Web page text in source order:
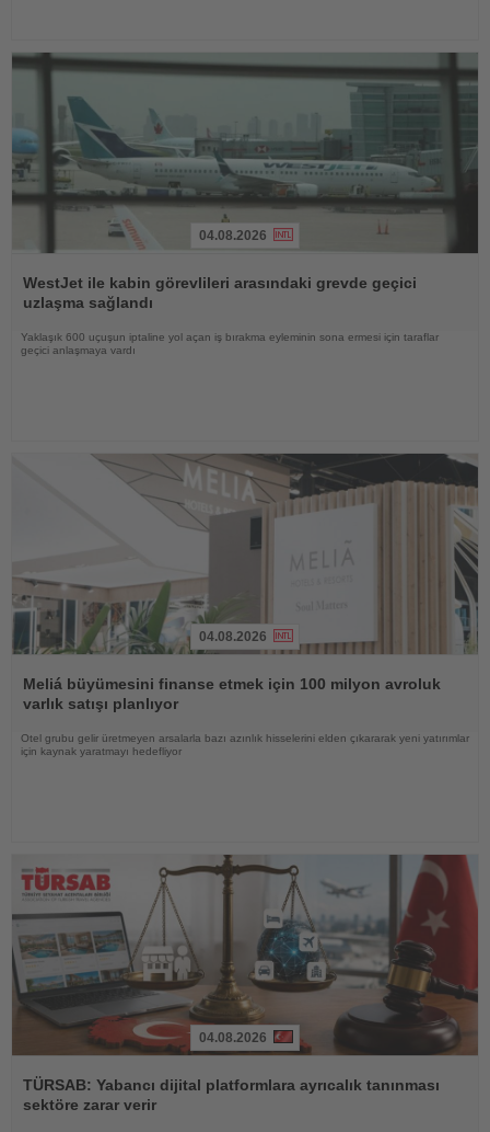
Oku
04.08.2026
WestJet ile kabin görevlileri arasındaki grevde geçici
uzlaşma sağlandı
Yaklaşık 600 uçuşun iptaline yol açan iş bırakma eyleminin sona ermesi için taraflar
geçici anlaşmaya vardı
Oku
04.08.2026
Meliá büyümesini finanse etmek için 100 milyon avroluk
varlık satışı planlıyor
Otel grubu gelir üretmeyen arsalarla bazı azınlık hisselerini elden çıkararak yeni yatırımlar
için kaynak yaratmayı hedefliyor
Oku
04.08.2026
TÜRSAB: Yabancı dijital platformlara ayrıcalık tanınması
sektöre zarar verir